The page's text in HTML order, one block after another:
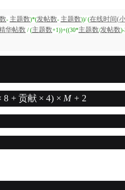
- 主题数)*(发帖数- 主题数))/ (在线时间(
华帖数 / (主题数+1))+((30*主题数/发帖数
8 + 贡献 × 4) × M + 2